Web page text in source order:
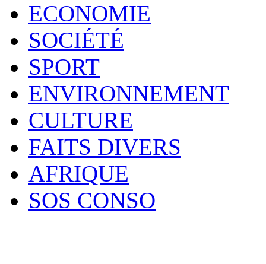
ECONOMIE
SOCIÉTÉ
SPORT
ENVIRONNEMENT
CULTURE
FAITS DIVERS
AFRIQUE
SOS CONSO